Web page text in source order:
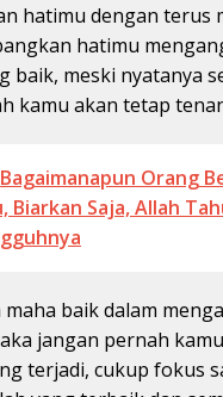
hatimu dengan terus
hatimu
baik, meski nyatanya
kamu akan tetap
Bagaimanapun Orang
Biarkan Saja, Allah
baik dalam
jangan pernah
terjadi, cukup fokus